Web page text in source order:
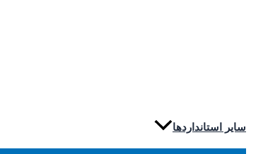
سایر استانداردها